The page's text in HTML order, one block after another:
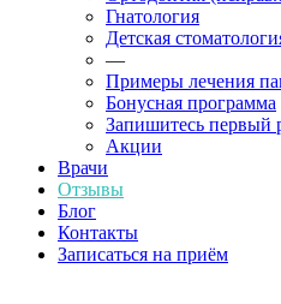
Гнатология
Детская
—
Примеры лечения
Бонусная программа
Запишитесь первый
Акции
Врачи
Отзывы
Блог
Контакты
Записаться на приём